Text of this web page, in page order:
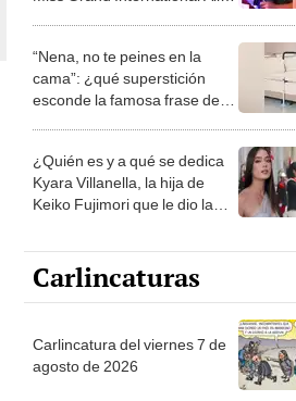
“Nena, no te peines en la
cama”: ¿qué superstición
esconde la famosa frase de
¿Quién es y a qué se dedica
Kyara Villanella, la hija de
Keiko Fujimori que le dio la
Carlincaturas
Carlincatura del viernes 7 de
agosto de 2026